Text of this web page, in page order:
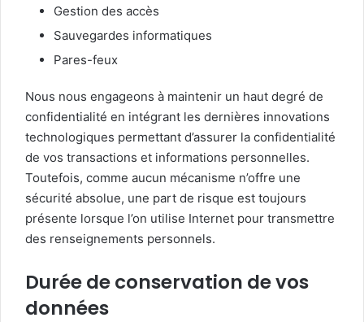
Gestion des accès
Sauvegardes informatiques
Pares-feux
Nous nous engageons à maintenir un haut degré de
confidentialité en intégrant les dernières innovations
technologiques permettant d’assurer la confidentialité
de vos transactions et informations personnelles.
Toutefois, comme aucun mécanisme n’offre une
sécurité absolue, une part de risque est toujours
présente lorsque l’on utilise Internet pour transmettre
des renseignements personnels.
Durée de conservation de vos
données